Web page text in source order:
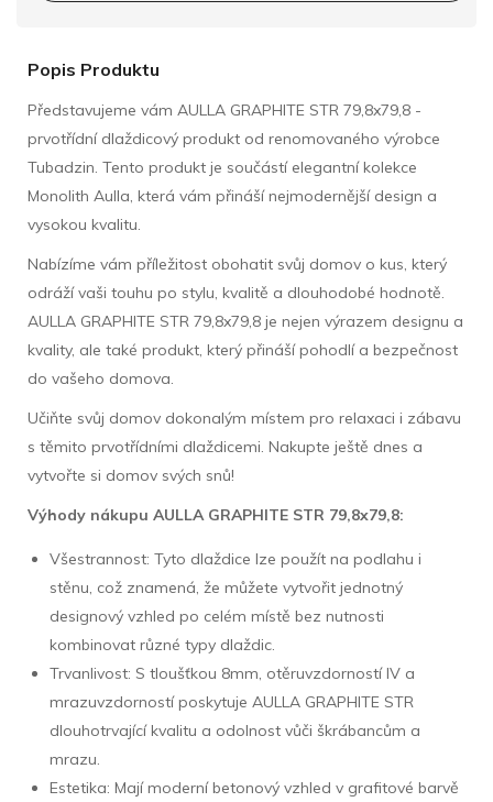
Popis Produktu
Představujeme vám AULLA GRAPHITE STR 79,8x79,8 -
prvotřídní dlaždicový produkt od renomovaného výrobce
Tubadzin. Tento produkt je součástí elegantní kolekce
Monolith Aulla, která vám přináší nejmodernější design a
vysokou kvalitu.
Nabízíme vám příležitost obohatit svůj domov o kus, který
odráží vaši touhu po stylu, kvalitě a dlouhodobé hodnotě.
AULLA GRAPHITE STR 79,8x79,8 je nejen výrazem designu a
kvality, ale také produkt, který přináší pohodlí a bezpečnost
do vašeho domova.
Učiňte svůj domov dokonalým místem pro relaxaci i zábavu
s těmito prvotřídními dlaždicemi. Nakupte ještě dnes a
vytvořte si domov svých snů!
Výhody nákupu AULLA GRAPHITE STR 79,8x79,8:
Všestrannost: Tyto dlaždice lze použít na podlahu i
stěnu, což znamená, že můžete vytvořit jednotný
designový vzhled po celém místě bez nutnosti
kombinovat různé typy dlaždic.
Trvanlivost: S tloušťkou 8mm, otěruvzdorností IV a
mrazuvzdorností poskytuje AULLA GRAPHITE STR
dlouhotrvající kvalitu a odolnost vůči škrábancům a
mrazu.
Estetika: Mají moderní betonový vzhled v grafitové barvě